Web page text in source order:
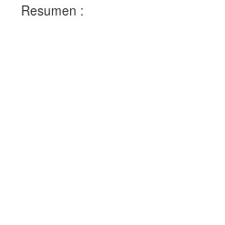
Resumen :